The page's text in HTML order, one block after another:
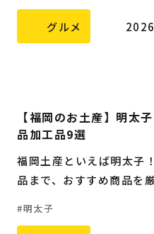
グルメ
【福岡のお土産】明太
品加工品9選
福岡土産といえば明太子
品まで、おすすめ商品を
明太子